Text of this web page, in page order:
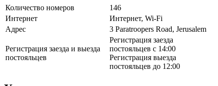
Количество номеров
146
Интернет
Интернет, Wi-Fi
Адрес
3 Paratroopers Road, Jerusalem
Регистрация заезда и выезда
постояльцев
Регистрация заезда
постояльцев с 14:00
Регистрация выезда
постояльцев до 12:00